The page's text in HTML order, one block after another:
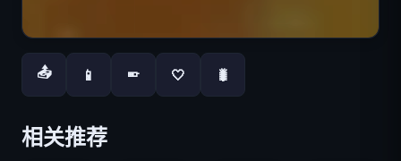
📤 📱 📱 🤍 🐛
相关推荐